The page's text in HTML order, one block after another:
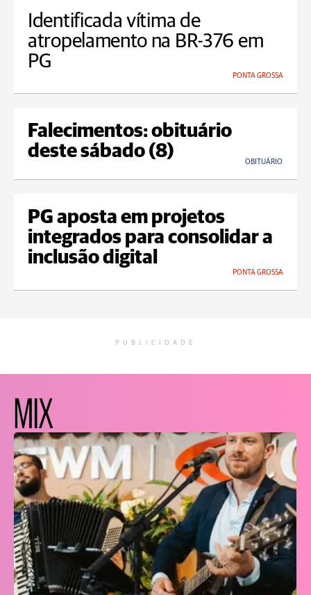
Identificada vítima de
atropelamento na BR-376 em
PG
PONTA GROSSA
Falecimentos: obituário
deste sábado (8)
OBITUÁRIO
PG aposta em projetos
integrados para consolidar a
inclusão digital
PONTA GROSSA
PUBLICIDADE
MIX